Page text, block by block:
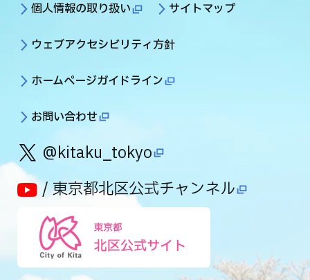
個人情報の取り扱い サイトマップ
ウェブアクセシビリティ方針
ホームページガイドライン
お問い合わせ
@kitaku_tokyo
/ 東京都北区公式チャンネル